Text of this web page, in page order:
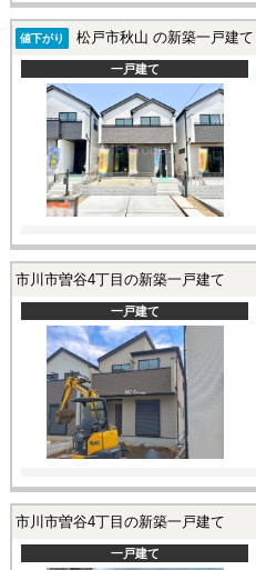
値下がり 松戸市秋山 の新築一戸建て
一戸建て
市川市曽谷4丁目の新築一戸建て
一戸建て
市川市曽谷4丁目の新築一戸建て
一戸建て